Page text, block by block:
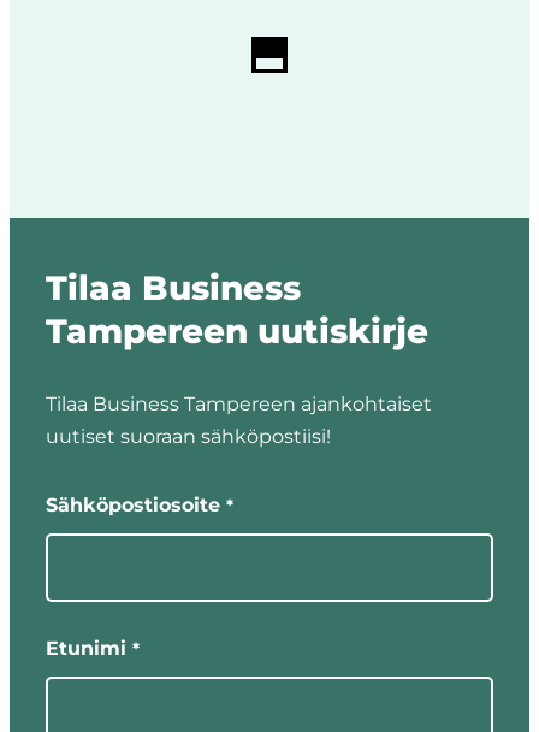
Tilaa Business
Tampereen uutiskirje
Tilaa Business Tampereen ajankohtaiset
uutiset suoraan sähköpostiisi!
näyttää
pakolliset
Sähköpostiosoite *
Etunimi *